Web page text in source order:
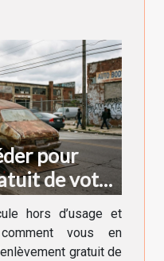
pour
de votre
?
hors d’usage et
vous en
gratuit de